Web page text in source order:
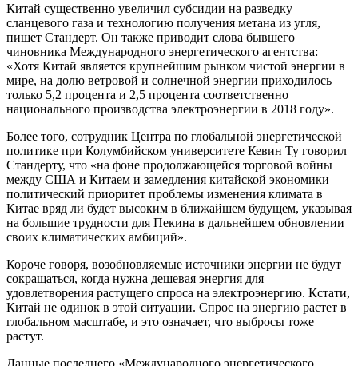
Китай существенно увеличил субсидии на разведку
сланцевого газа и технологию получения метана из угля,
пишет Стандерт. Он также приводит слова бывшего
чиновника Международного энергетического агентства:
«Хотя Китай является крупнейшим рынком чистой энергии в
мире, на долю ветровой и солнечной энергии приходилось
только 5,2 процента и 2,5 процента соответственно
национального производства электроэнергии в 2018 году».
Более того, сотрудник Центра по глобальной энергетической
политике при Колумбийском университете Кевин Ту говорил
Стандерту, что «на фоне продолжающейся торговой войны
между США и Китаем и замедления китайской экономики
политический приоритет проблемы изменения климата в
Китае вряд ли будет высоким в ближайшем будущем, указывая
на большие трудности для Пекина в дальнейшем обновлении
своих климатических амбиций».
Короче говоря, возобновляемые источники энергии не будут
сокращаться, когда нужна дешевая энергия для
удовлетворения растущего спроса на электроэнергию. Кстати,
Китай не одинок в этой ситуации. Спрос на энергию растет в
глобальном масштабе, и это означает, что выбросы тоже
растут.
Данные последнего «Международного энергетического